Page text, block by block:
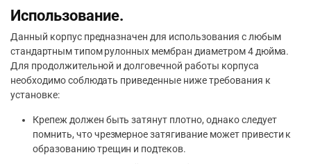
Использование.
Данный корпус предназначен для использования с любым
стандартным типом рулонных мембран диаметром 4 дюйма.
Для продолжительной и долговечной работы корпуса
необходимо соблюдать приведенные ниже требования к
установке:
Крепеж должен быть затянут плотно, однако следует
помнить, что чрезмерное затягивание может привести к
образованию трещин и подтеков.